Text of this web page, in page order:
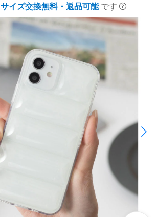
サイズ交換無料・返品可能 です